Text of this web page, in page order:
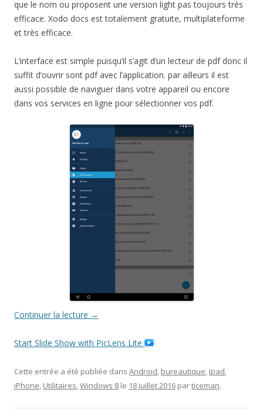
que le nom ou proposent une version light pas toujours très
efficace. Xodo docs est totalement gratuite, multiplateforme
et très efficace.
L’interface est simple puisqu’il s’agit d’un lecteur de pdf donc il
suffit d’ouvrir sont pdf avec l’application. par ailleurs il est
aussi possible de naviguer dans votre appareil ou encore
dans vos services en ligne pour sélectionner vos pdf.
Continuer la lecture →
Start Slide Show with PicLens Lite
Cette entrée a été publiée dans Android, bureautique, Ipad,
iPhone, Utilitaires,Windows 8 le 18 juillet 2016 particeman.